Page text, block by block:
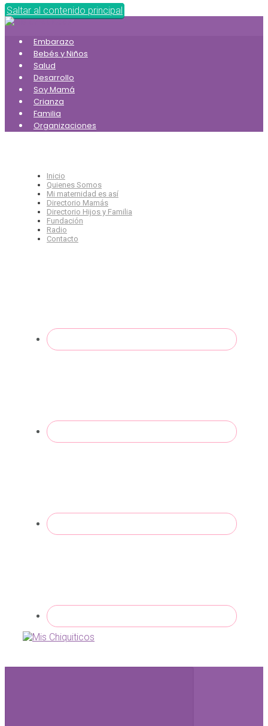
Saltar al contenido principal
Embarazo
Bebés y Niños
Salud
Desarrollo
Soy Mamá
Crianza
Familia
Organizaciones
Inicio
Quienes Somos
Mi maternidad es así
Directorio Mamás
Directorio Hijos y Familia
Fundación
Radio
Contacto